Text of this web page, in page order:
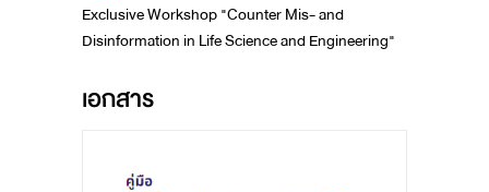
Exclusive Workshop "Counter Mis- and
Disinformation in Life Science and Engineering"
เอกสาร